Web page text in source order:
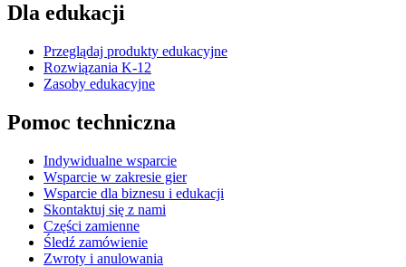
Dla edukacji
Przeglądaj produkty edukacyjne
Rozwiązania K-12
Zasoby edukacyjne
Pomoc techniczna
Indywidualne wsparcie
Wsparcie w zakresie gier
Wsparcie dla biznesu i edukacji
Skontaktuj się z nami
Części zamienne
Śledź zamówienie
Zwroty i anulowania